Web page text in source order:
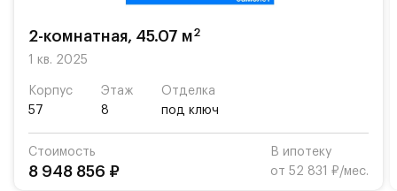
возможность посещения частной гимназии
Для автомобилистов — закрытые озеленённые
Территория квартала приватная, въезд
осуществляется по пропускам.#yan19-2r1489420#
2-комнатная, 45.07 м2
1 кв. 2025
Корпус
57
Этаж
8
Отделка
под ключ
Стоимость
8 948 856 ₽
В ипотеку
от 52 831 ₽/мес.